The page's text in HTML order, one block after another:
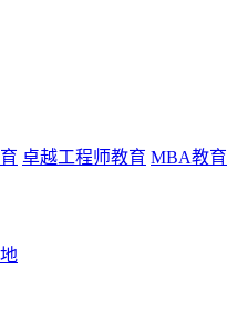
卓越工程师教育 MBA教育